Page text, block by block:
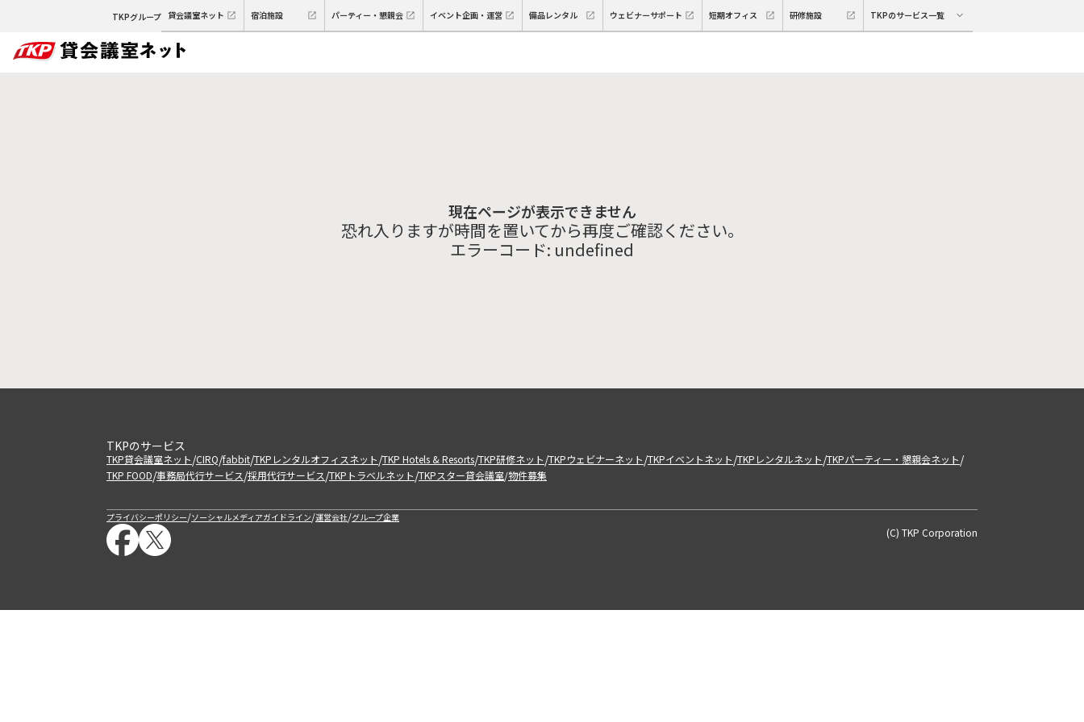
TKPグループ 貸会議室ネット 宿泊施設 パーティー・懇親会 イベント企画・運営 備品レンタル ウェビナーサポート 短期オフィス 研修施設 TKPのサービス一覧
現在ページが表示できません
恐れ入りますが時間を置いてから再度ご確認ください。
エラーコード: undefined
TKPのサービス
TKP貸会議室ネット/CIRQ/fabbit/TKPレンタルオフィスネット/TKP Hotels & Resorts/TKP研修ネット/TKPウェビナーネット/TKPイベントネット/TKPレンタルネット/TKPパーティー・懇親会ネット/
TKP FOOD/事務局代行サービス/採用代行サービス/TKPトラベルネット/TKPスター貸会議室/物件募集
プライバシーポリシー/ソーシャルメディアガイドライン/運営会社/グループ企業
(C) TKP Corporation